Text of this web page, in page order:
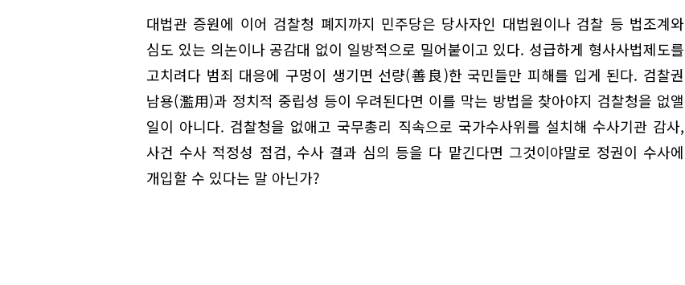
대법관 증원에 이어 검찰청 폐지까지 민주당은 당사자인 대법원이나 검찰 등 법조계와
심도 있는 의논이나 공감대 없이 일방적으로 밀어붙이고 있다. 성급하게 형사사법제도를
고치려다 범죄 대응에 구멍이 생기면 선량(善良)한 국민들만 피해를 입게 된다. 검찰권
남용(濫用)과 정치적 중립성 등이 우려된다면 이를 막는 방법을 찾아야지 검찰청을 없앨
일이 아니다. 검찰청을 없애고 국무총리 직속으로 국가수사위를 설치해 수사기관 감사,
사건 수사 적정성 점검, 수사 결과 심의 등을 다 맡긴다면 그것이야말로 정권이 수사에
개입할 수 있다는 말 아닌가?